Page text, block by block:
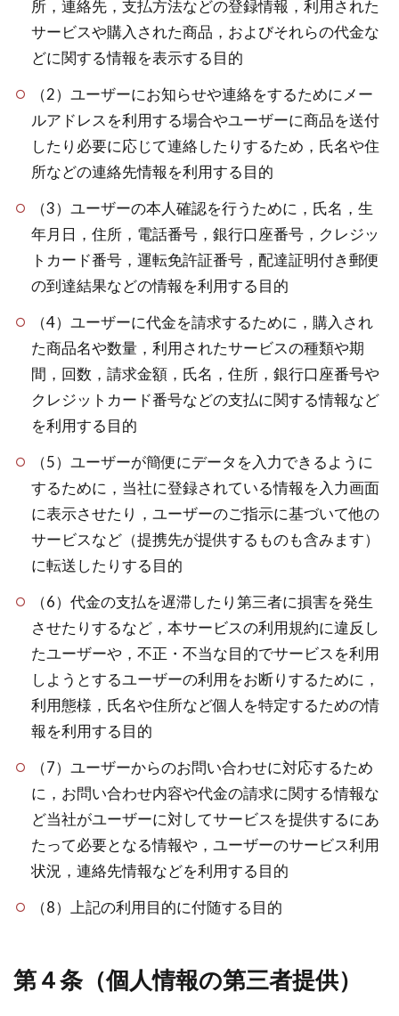
所，連絡先，支払方法などの登録情報，利用された
サービスや購入された商品，およびそれらの代金な
どに関する情報を表示する目的
（2）ユーザーにお知らせや連絡をするためにメー
ルアドレスを利用する場合やユーザーに商品を送付
したり必要に応じて連絡したりするため，氏名や住
所などの連絡先情報を利用する目的
（3）ユーザーの本人確認を行うために，氏名，生
年月日，住所，電話番号，銀行口座番号，クレジッ
トカード番号，運転免許証番号，配達証明付き郵便
の到達結果などの情報を利用する目的
（4）ユーザーに代金を請求するために，購入され
た商品名や数量，利用されたサービスの種類や期
間，回数，請求金額，氏名，住所，銀行口座番号や
クレジットカード番号などの支払に関する情報など
を利用する目的
（5）ユーザーが簡便にデータを入力できるように
するために，当社に登録されている情報を入力画面
に表示させたり，ユーザーのご指示に基づいて他の
サービスなど（提携先が提供するものも含みます）
に転送したりする目的
（6）代金の支払を遅滞したり第三者に損害を発生
させたりするなど，本サービスの利用規約に違反し
たユーザーや，不正・不当な目的でサービスを利用
しようとするユーザーの利用をお断りするために，
利用態様，氏名や住所など個人を特定するための情
報を利用する目的
（7）ユーザーからのお問い合わせに対応するため
に，お問い合わせ内容や代金の請求に関する情報な
ど当社がユーザーに対してサービスを提供するにあ
たって必要となる情報や，ユーザーのサービス利用
状況，連絡先情報などを利用する目的
（8）上記の利用目的に付随する目的
第４条（個人情報の第三者提供）